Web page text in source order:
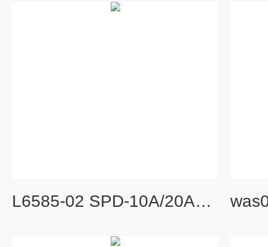
L6585-02 SPD-10A/20A岛津氘灯L6585-02 SPD-10A/20A/15C氘灯 Shimadzu氘灯